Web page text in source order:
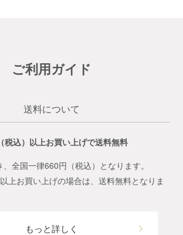
ご利用ガイド
送料について
税込）以上お買い上げで送料無料
全国一律660円（税込）となります。
上お買い上げの場合は、送料無料となりま
もっと詳しく